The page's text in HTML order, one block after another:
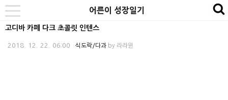
본
내
카
toggle
navigation
어른이 성장일기
고디바 카페 다크 초콜릿 인텐스
2018. 12. 22. 06:00 식도락/다과 by 라라윈